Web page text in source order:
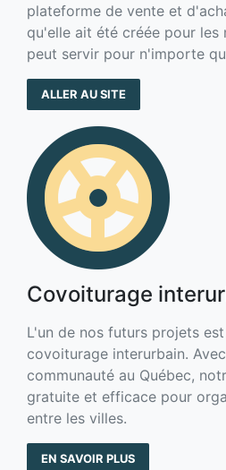
plateforme de vente et
qu'elle ait été créée pour les
peut servir pour n'importe
ALLER AU SITE
Covoiturage
L'un de nos futurs projets
covoiturage interurbain.
communauté au Québec,
gratuite et efficace pour
entre les villes.
EN SAVOIR PLUS